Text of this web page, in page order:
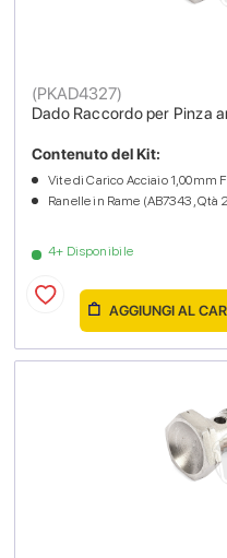
Dado Raccordo per Pinza
(PKAD4327)
4+ Disponibile
Contenuto del Kit:
Vite di Carico Acciaio 1,00mm
Ranelle in Rame (AB7343 , Qtà
AGGIUNGI AL